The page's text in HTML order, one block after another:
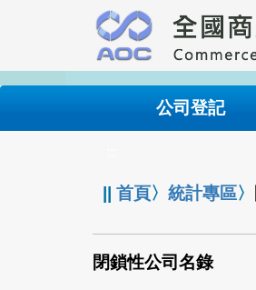
要
內
公司登記
||首頁〉統計專區〉
閉鎖性公司名錄